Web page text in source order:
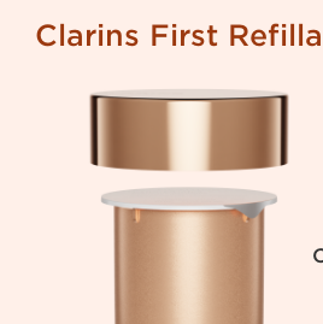
Clarins First